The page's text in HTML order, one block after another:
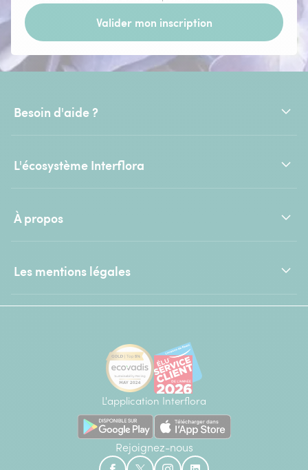
Valider mon inscription
Besoin d'aide ?
L'écosystème Interflora
À propos
Les mentions légales
L'application Interflora
Rejoignez-nous